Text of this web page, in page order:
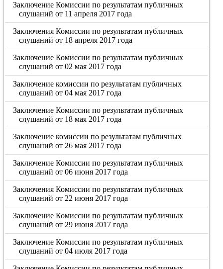
Заключение Комиссии по результатам публичных
слушаний от 11 апреля 2017 года
Заключения Комиссии по результатам публичных
слушаний от 18 апреля 2017 года
Заключение Комиссии по результатам публичных
слушаний от 02 мая 2017 года
Заключение комиссии по результатам публичных
слушаний от 04 мая 2017 года
Заключение Комиссии по результатам публичных
слушаний от 18 мая 2017 года
Заключение комиссии по результатам публичных
слушаний от 26 мая 2017 года
Заключение Комиссии по результатам публичных
слушаний от 06 июня 2017 года
Заключения Комиссии по результатам публичных
слушаний от 22 июня 2017 года
Заключение Комиссии по результатам публичных
слушаний от 29 июня 2017 года
Заключение Комиссии по результатам публичных
слушаний от 04 июля 2017 года